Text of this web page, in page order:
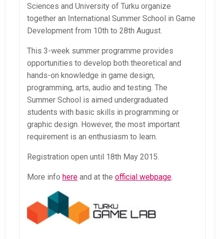
Sciences and University of Turku organize
together an International Summer School in Game
Development from 10th to 28th August.
This 3-week summer programme provides
opportunities to develop both theoretical and
hands-on knowledge in game design,
programming, arts, audio and testing. The
Summer School is aimed undergraduated
students with basic skills in programming or
graphic design. However, the most important
requirement is an enthusiasm to learn.
Registration open until 18th May 2015.
More info here and at the official webpage.